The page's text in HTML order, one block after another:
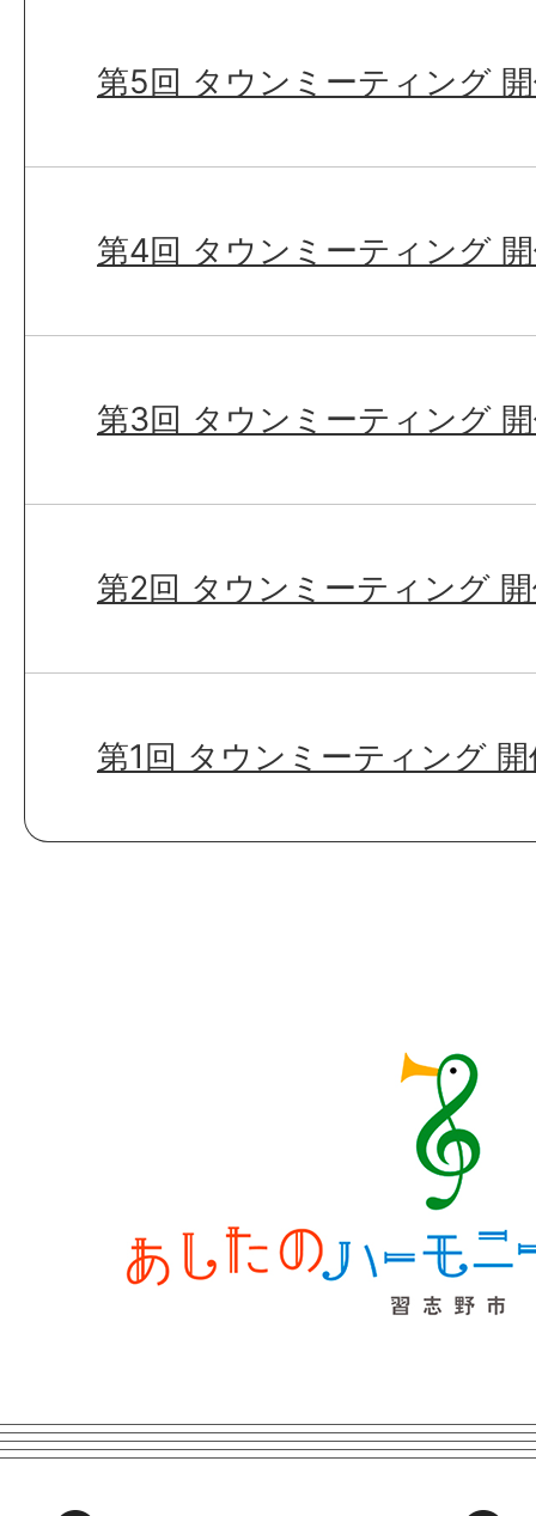
第5回 タウンミーティング
第4回 タウンミーティング
第3回 タウンミーティング
第2回 タウンミーティング
第1回 タウンミーティング